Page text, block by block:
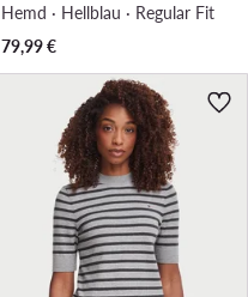
Hemd · Hellblau · Regular Fit
79,99€